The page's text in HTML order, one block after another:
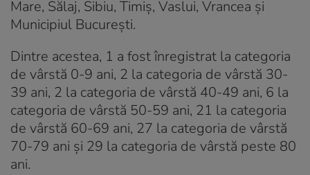
Mare, Sălaj, Sibiu, Timiș, Vaslui, Vrancea și
Municipiul București.
Dintre acestea, 1 a fost înregistrat la categoria
de vârstă 0-9 ani, 2 la categoria de vârstă 30-
39 ani, 2 la categoria de vârstă 40-49 ani, 6 la
categoria de vârstă 50-59 ani, 21 la categoria
de vârstă 60-69 ani, 27 la categoria de vârstă
70-79 ani și 29 la categoria de vârstă peste 80
ani.